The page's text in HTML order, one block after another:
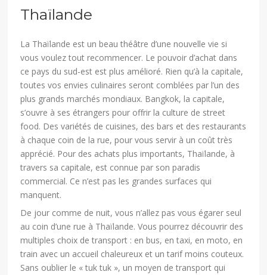
Thaïlande
La Thaïlande est un beau théâtre d’une nouvelle vie si
vous voulez tout recommencer. Le pouvoir d’achat dans
ce pays du sud-est est plus amélioré. Rien qu’à la capitale,
toutes vos envies culinaires seront comblées par l’un des
plus grands marchés mondiaux. Bangkok, la capitale,
s’ouvre à ses étrangers pour offrir la culture de street
food. Des variétés de cuisines, des bars et des restaurants
à chaque coin de la rue, pour vous servir à un coût très
apprécié. Pour des achats plus importants, Thaïlande, à
travers sa capitale, est connue par son paradis
commercial. Ce n’est pas les grandes surfaces qui
manquent.
De jour comme de nuit, vous n’allez pas vous égarer seul
au coin d’une rue à Thaïlande. Vous pourrez découvrir des
multiples choix de transport : en bus, en taxi, en moto, en
train avec un accueil chaleureux et un tarif moins couteux.
Sans oublier le « tuk tuk », un moyen de transport qui